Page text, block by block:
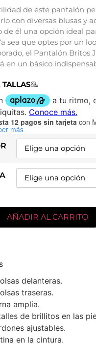
de este pantalón
con diversas blusas y
de él una opción ideal
sea que optes por un
el Pantalón Britos
en un básico
12 pagos sin tarjetacon
más
AÑADIR AL CARRITO
delanteras.
traseras.
amplia.
de brillitos en las
ajustables.
en la cintura.